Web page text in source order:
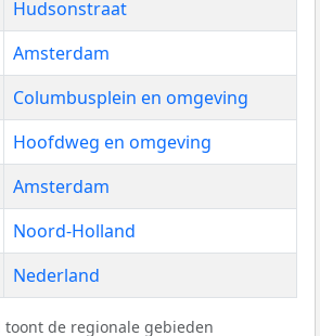
Hudsonstraat
Amsterdam
Columbusplein en omgeving
Hoofdweg en omgeving
Amsterdam
Noord-Holland
Nederland
toont de regionale gebieden